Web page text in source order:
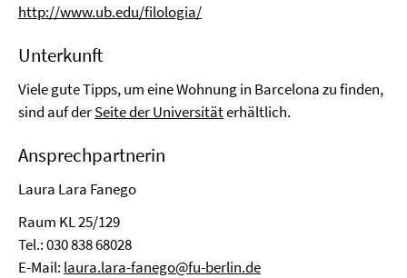
http://www.ub.edu/filologia/
Unterkunft
Viele gute Tipps, um eine Wohnung in Barcelona zu finden,
sind auf derSeite der Universitäterhältlich.
Ansprechpartnerin
Laura Lara Fanego
Raum KL 25/129
Tel.: 030 838 68028
E-Mail: laura.lara-fanego@fu-berlin.de